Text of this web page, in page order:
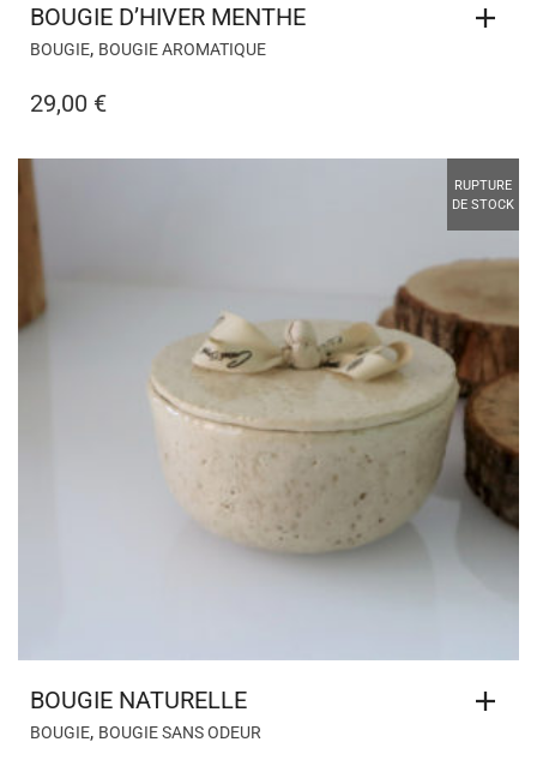
BOUGIE D’HIVER MENTHE
BOUGIE, BOUGIE AROMATIQUE
29,00 €
RUPTURE
DE STOCK
BOUGIE NATURELLE
BOUGIE, BOUGIE SANS ODEUR